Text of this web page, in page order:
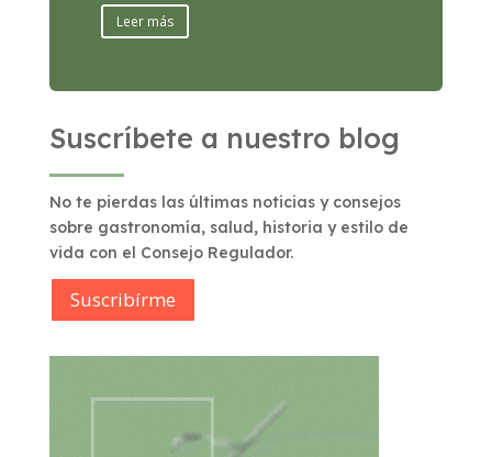
Leer más
Suscríbete a nuestro blog
No te pierdas las últimas noticias y consejos
sobre gastronomía, salud, historia y estilo de
vida con el Consejo Regulador.
Suscribírme